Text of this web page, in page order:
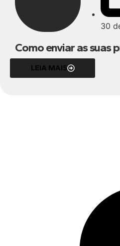
30
Como enviar as suas
LEIA MAIS